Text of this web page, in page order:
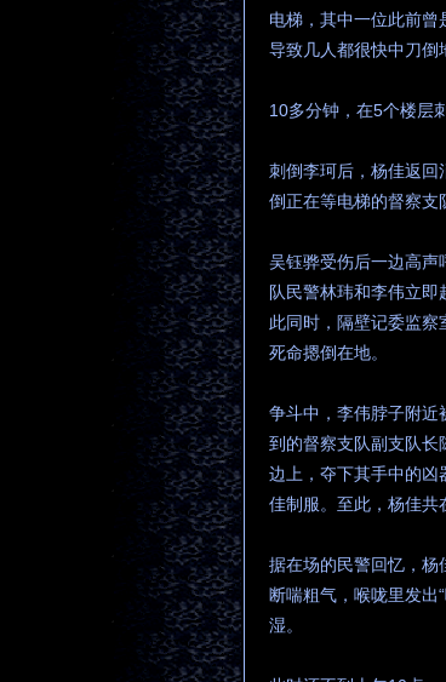
电梯，其中一位此前曾
导致几人都很快中刀倒
10多分钟，在5个楼层
刺倒李珂后，杨佳返回
倒正在等电梯的督察支
吴钰骅受伤后一边高声
队民警林玮和李伟立
此同时，隔壁记委监
死命摁倒在地。
争斗中，李伟脖子附近
到的督察支队副支队长
边上，夺下其手中的凶
佳制服。至此，杨佳共
据在场的民警回忆，杨
断喘粗气，喉咙里发出
湿。